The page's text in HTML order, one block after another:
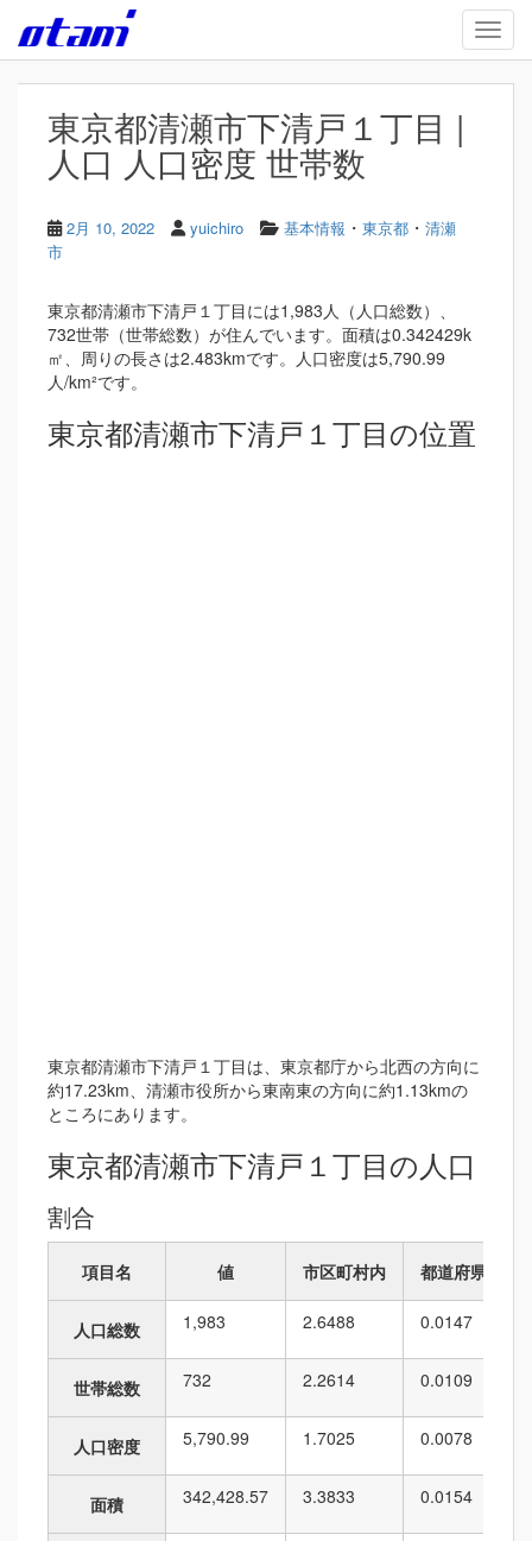
Skip to main content
東京都清瀬市下清戸１丁目 |
人口 人口密度 世帯数
2月 10, 2022 yuichiro 基本情報 ・ 東京都 ・ 清瀬
市
東京都清瀬市下清戸１丁目には1,983人（人口総数）、
732世帯（世帯総数）が住んでいます。面積は0.342429k
㎡、周りの長さは2.483kmです。人口密度は5,790.99
人/km²です。
東京都清瀬市下清戸１丁目の位置
東京都清瀬市下清戸１丁目は、東京都庁から北西の方向に
約17.23km、清瀬市役所から東南東の方向に約1.13kmの
ところにあります。
東京都清瀬市下清戸１丁目の人口
割合
項目名 値 市区町村内 都道府県内
人口総数 1,983 2.6488 0.0147
世帯総数 732 2.2614 0.0109
人口密度 5,790.99 1.7025 0.0078
面積 342,428.57 3.3833 0.0154